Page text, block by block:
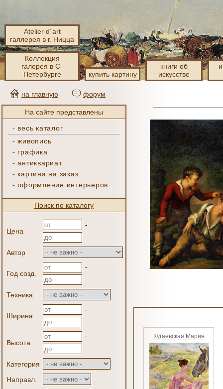
Atelier d´art
галлерея в г. Ницца
Коллекция
галерея в С-
Петербурге
купить картину
книги об
искусстве
на главную форум
На сайте представлены
- весь каталог
-живопись
- графика
-антиквариат
- картина на заказ
-оформление интерьеров
Поиск по каталогу
Цена
-
Автор
Год созд.
-
Техника
Ширина
-
Высота
-
Категория
Направл.
Кугаевская Мария